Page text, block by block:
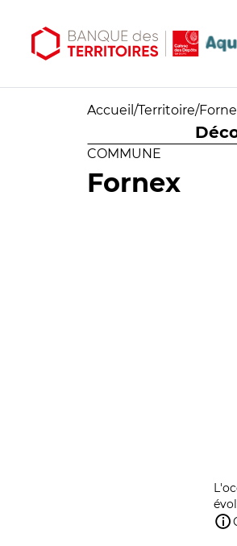
Accueil /Territoire/
COMMUNE
Fornex